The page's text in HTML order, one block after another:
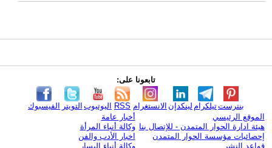
تابعونا على:
الفيسبوك التويتر اليوتيوب RSS الانستغرام لينكدإن تيلكرامبنترست
الموقع الرئيسي
هيئة ادارة الحوار المتمدن - للإتصال بنا
إحصائيات مؤسسة الحوار المتمدن
قواعد النشر
أخبار عامة
وكالة أنباء المرأة
اخبار الأدب والفن
وكالة أنباء اليسار